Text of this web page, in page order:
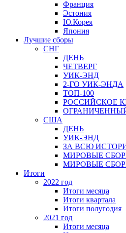
Франция
Эстония
Ю.Корея
Япония
Лучшие сборы
СНГ
ДЕНЬ
ЧЕТВЕРГ
УИК-ЭНД
2-ГО УИК-ЭНДА
ТОП-100
РОССИЙСКОЕ
США
ДЕНЬ
УИК-ЭНД
ЗА ВСЮ
МИРОВЫЕ
МИРОВЫЕ
Итоги
2022 год
Итоги месяца
Итоги квартала
Итоги полугодия
2021 год
Итоги месяца